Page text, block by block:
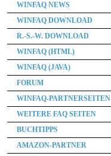
WINFAQ NEWS
WINFAQ DOWNLOAD
R.-S.-W. DOWNLOAD
WINFAQ (HTML)
WINFAQ (JAVA)
FORUM
WINFAQ-PARTNERSEITEN
WEITERE FAQ SEITEN
BUCHTIPPS
AMAZON-PARTNER